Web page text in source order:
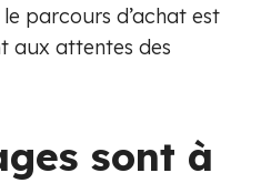
parcours d’achat est
aux attentes des
sont à